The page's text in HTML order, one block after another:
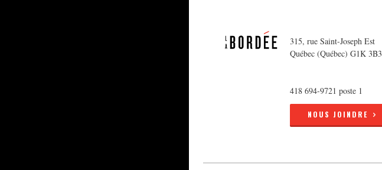
315, rue Saint-Joseph Est
Québec (Québec) G1K 3B3
418 694-9721 poste 1
NOUS JOINDRE